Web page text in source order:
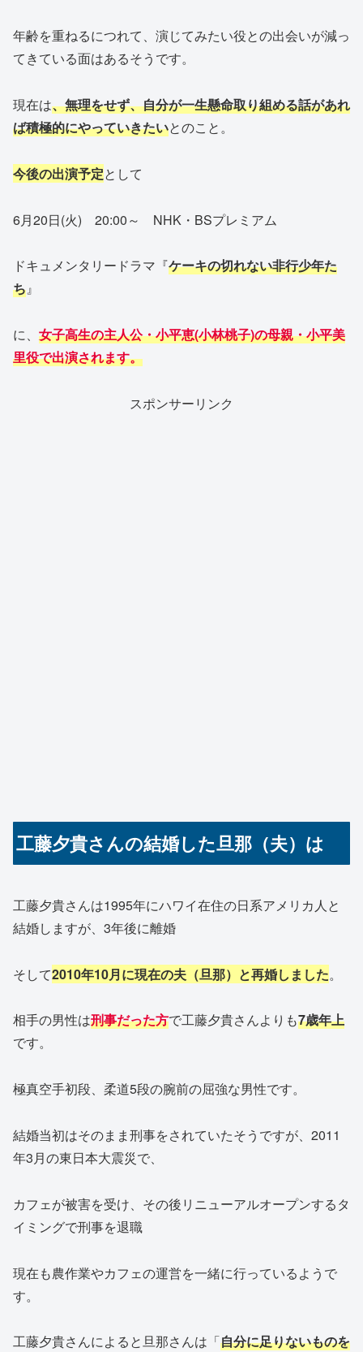
年齢を重ねるにつれて、演じてみたい役との出会いが減っ
てきている面はあるそうです。
現在は、無理をせず、自分が一生懸命取り組める話があれ
ば積極的にやっていきたいとのこと。
今後の出演予定として
6月20日(火) 20:00～ NHK・BSプレミアム
ドキュメンタリードラマ『ケーキの切れない非行少年た
ち』
に、 女子高生の主人公・小平恵(小林桃子)の母親・小平美
里役で出演されます。
スポンサーリンク
工藤夕貴さんの結婚した旦那（夫）は
工藤夕貴さんは1995年にハワイ在住の日系アメリカ人と
結婚しますが、3年後に離婚
そして2010年10月に現在の夫（旦那）と再婚しました。
相手の男性は刑事だった方で工藤夕貴さんよりも7歳年上
です。
極真空手初段、柔道5段の腕前の屈強な男性です。
結婚当初はそのまま刑事をされていたそうですが、2011
年3月の東日本大震災で、
カフェが被害を受け、その後リニューアルオープンするタ
イミングで刑事を退職
現在も農作業やカフェの運営を一緒に行っているようで
す。
工藤夕貴さんによると旦那さんは「自分に足りないものを